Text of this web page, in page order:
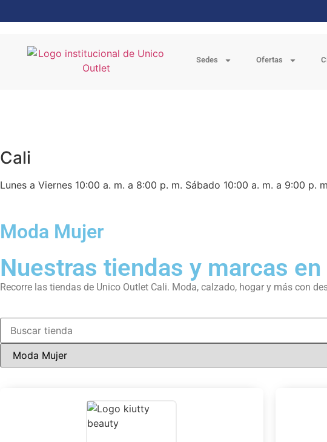
Sedes Ofertas
Cali
Lunes a Viernes 10:00 a. m. a 8:00 p. m. Sábado 10:00 a. m. a 9:00 p.
Moda Mujer
Nuestras tiendas y marcas en
Recorre las tiendas de Unico Outlet Cali. Moda, calzado, hogar y más con